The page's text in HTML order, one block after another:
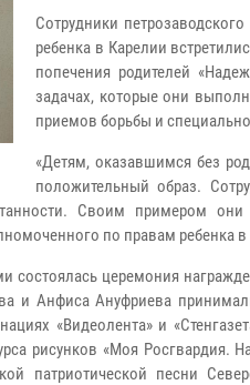
Сотрудники
ребенка в Карелии
попечения родителей
задачах, которые они
приемов борьбы и
«Детям, оказавшимся без
положительный образ.
Своим примером
по правам ребенка в
состоялась церемония
и Анфиса Ануфриева
«Видеолента» и
рисунков «Моя
патриотической песни